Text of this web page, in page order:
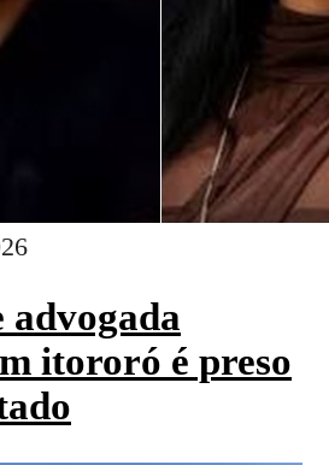
advogada
itororó é preso